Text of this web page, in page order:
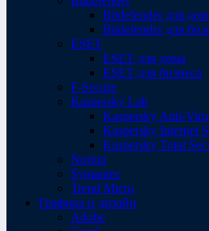
Bitdefender для
Bitdefender для
ESET
ESET для дома
ESET для бизнеса
F-Secure
Kaspersky Lab
Kaspersky Anti-
Kaspersky Internet
Kaspersky Total
Norton
Symantec
Trend Micro
Графика и дизайн
Adobe